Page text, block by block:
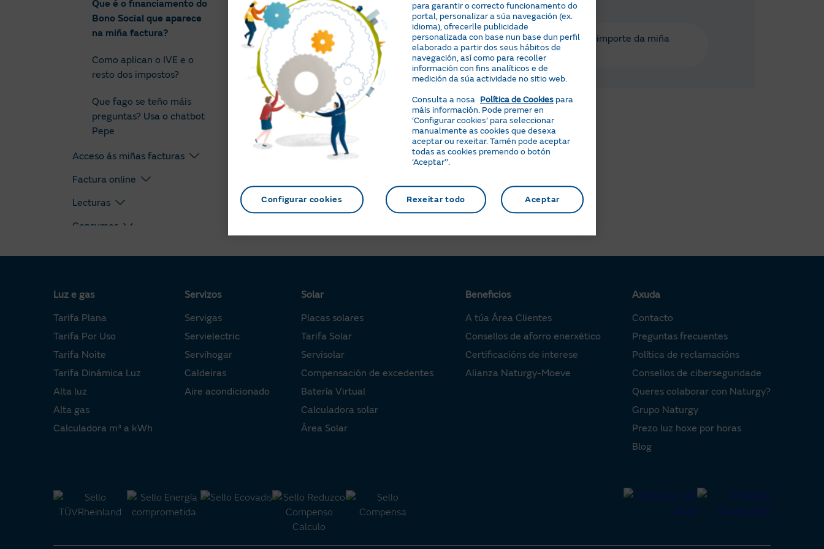
Que é o financiamento do
Bono Social que aparece
na miña factura?
Como aplican o IVE e o
resto dos impostos?
Que fago se teño máis
preguntas? Usa o chatbot
Pepe
Acceso ás miñas facturas
Factura online
Lecturas
Consumos
Produtos complementarios
Información Útil
Preguntas e xestións relacionadas
Como podo consultar as miñas
facturas?
Por que varía o importe da miña
factura?
Luz e gas
Tarifa Plana
Tarifa Por Uso
Tarifa Noite
Tarifa Dinámica Luz
Alta luz
Alta gas
Calculadora m³ a kWh
Servizos
Servigas
Servielectric
Servihogar
Caldeiras
Aire acondicionado
Solar
Placas solares
Tarifa Solar
Servisolar
Compensación de excedentes
Batería Virtual
Calculadora solar
Área Solar
Beneficios
A túa Área Clientes
Consellos de aforro enerxético
Certificacións de interese
Alianza Naturgy-Moeve
Axuda
Contacto
Preguntas frecuentes
Política de reclamacións
Consellos de ciberseguridade
Queres colaborar con Naturgy?
Grupo Naturgy
Prezo luz hoxe por horas
Blog
para garantir o correcto funcionamento do
portal, personalizar a súa navegación (ex.
idioma), ofrecerlle publicidade
personalizada con base nun base dun perfil
elaborado a partir dos seus hábitos de
navegación, así como para recoller
información con fins analíticos e de
medición da súa actividade no sitio web.
Consulta a nosa Política de Cookies para
máis información. Pode premer en
‘Configurar cookies’ para seleccionar
manualmente as cookies que desexa
aceptar ou rexeitar. Tamén pode aceptar
todas as cookies premendo o botón
‘Aceptar’’.
Configurar cookies Rexeitar todo Aceptar